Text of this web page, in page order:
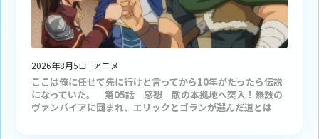
2026年8月5日 : アニメ
ここは俺に任せて先に行けと言ってから10年がたったら伝説
になっていた。 第05話 感想｜敵の本拠地へ突入！無数の
ヴァンパイアに囲まれ、エリックとゴランが選んだ道とは